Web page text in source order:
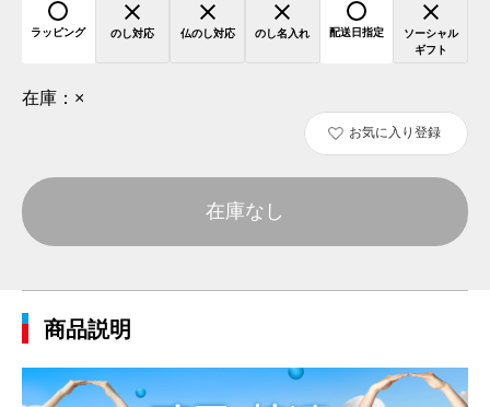
ラッピング のし対応 仏のし対応 のし名入れ 配送日指定
ソーシャル
ギフト
在庫： ×
お気に入り登録
在庫なし
商品説明